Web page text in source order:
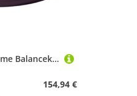
Togu Dynair Extreme Balancekissen, Flieder, 80 cm, Meditationskissen, Sitzkissen, Luftkissen, Balance-Kissen für Core, Kooprdination, Rücken-, Bauch-, und Fitnesstraining, Prävention
154,94 €